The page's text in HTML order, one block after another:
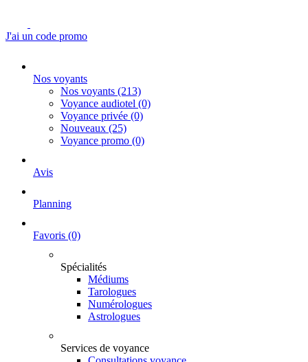
J'ai un code promo
Nos voyants
Nos voyants (213)
Voyance audiotel (0)
Voyance privée (0)
Nouveaux (25)
Voyance promo (0)
Avis
Planning
Favoris (0)
Spécialités
Médiums
Tarologues
Numérologues
Astrologues
Services de voyance